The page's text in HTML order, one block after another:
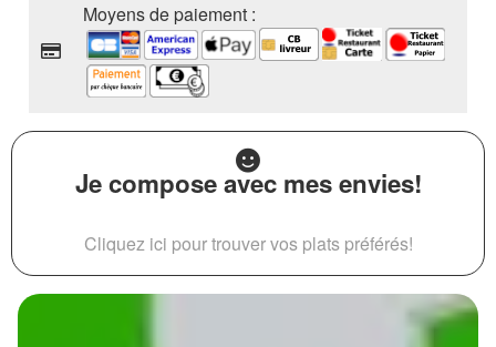
Moyens de paiement :
Je compose avec mes envies!
Cliquez ici pour trouver vos plats préférés!